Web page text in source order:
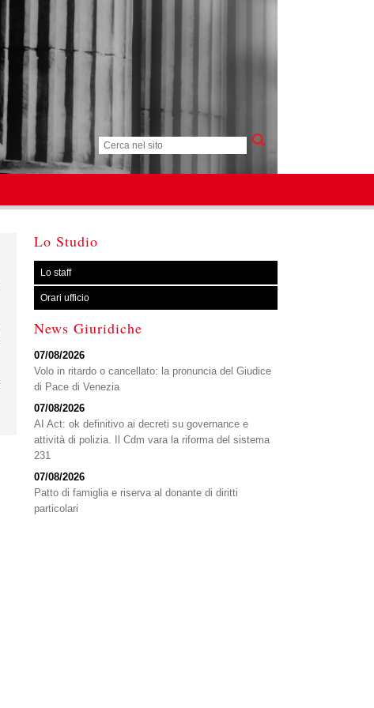
Lo Studio
Lo staff
Orari ufficio
News Giuridiche
07/08/2026
Volo in ritardo o cancellato: la pronuncia del Giudice
di Pace di Venezia
07/08/2026
AI Act: ok definitivo ai decreti su governance e
attività di polizia. Il Cdm vara la riforma del sistema
231
07/08/2026
Patto di famiglia e riserva al donante di diritti
particolari